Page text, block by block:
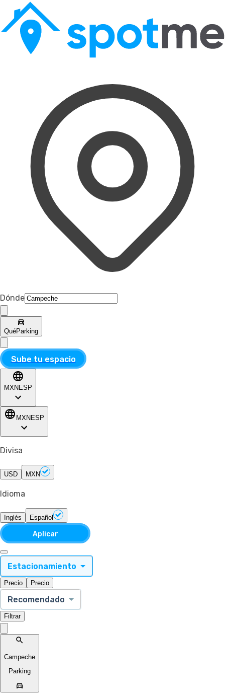
Dónde
QuéParking
Sube tu espacio
MXN ESP
MXN ESP
Divisa
USD MXN
Idioma
Inglés Español
Aplicar
Estacionamiento
Precio Precio
Recomendado
Filtrar
Campeche
Parking